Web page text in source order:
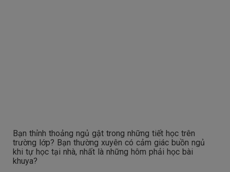
Bạn thỉnh thoảng ngủ gật trong những tiết học trên
trường lớp? Bạn thường xuyên có cảm giác buồn ngủ
khi tự học tại nhà, nhất là những hôm phải học bài
khuya?